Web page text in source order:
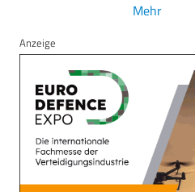
Mehr
Anzeige